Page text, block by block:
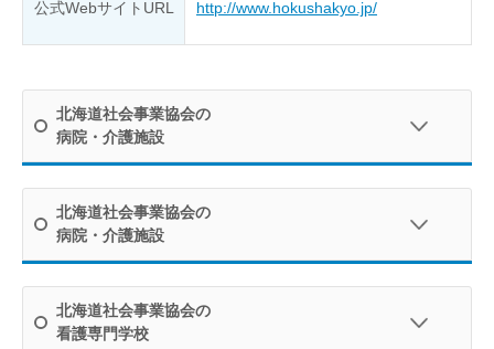
公式WebサイトURL http://www.hokushakyo.jp/
北海道社会事業協会の
病院・介護施設
北海道社会事業協会の
病院・介護施設
北海道社会事業協会の
看護専門学校